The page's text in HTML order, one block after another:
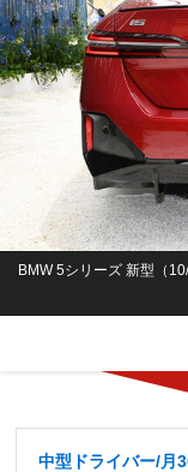
BMW 5シリーズ 新型（10/
中型ドライバー/月